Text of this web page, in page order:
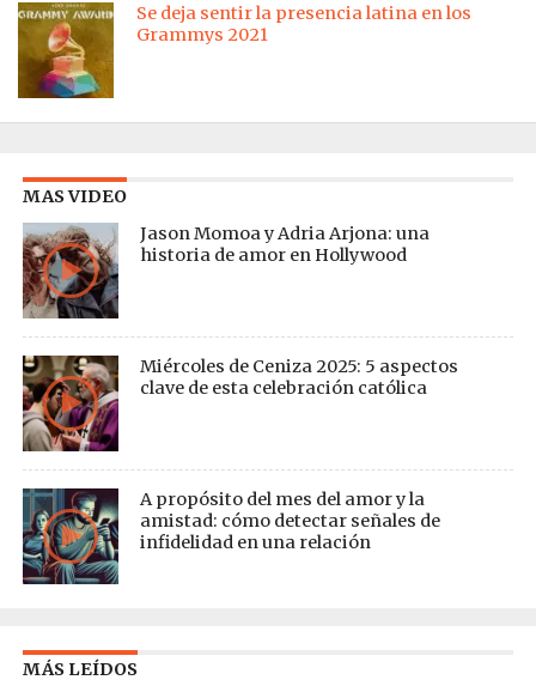
Se deja sentir la presencia latina en los
Grammys 2021
MAS VIDEO
Jason Momoa y Adria Arjona: una
historia de amor en Hollywood
Miércoles de Ceniza 2025: 5 aspectos
clave de esta celebración católica
A propósito del mes del amor y la
amistad: cómo detectar señales de
infidelidad en una relación
MÁS LEÍDOS